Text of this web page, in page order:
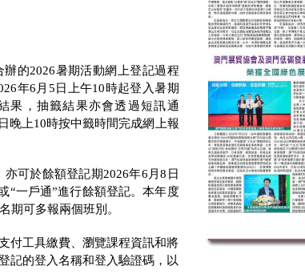
辦的2026暑期活動網上登記過程
年6 月 5 日上午10 時起登入暑期
果，抽籤結果亦會透過短訊通
日晚上10時按中籤時間完成網上報
亦可於餘額登記期2026年6月8 日
“一戶通”進行餘額登記。本年度
期可多報兩個班別。
付工具繳費、瀏覽課程資訊和將
記的登入名稱和登入驗證碼，以